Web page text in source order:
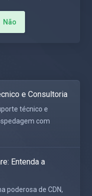
Não
e Consultoria
técnico e
com
Entenda a
poderosa de CDN,